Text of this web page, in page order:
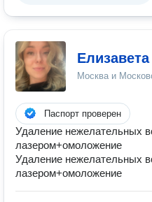
Москва и
Паспорт проверен
Удаление нежелательных
лазером+омоложение
Удаление нежелательных
лазером+омоложение